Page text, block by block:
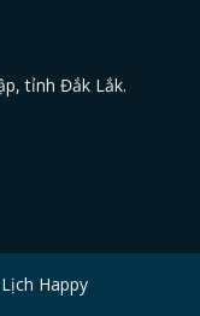
tỉnh Đắk Lắk.
Happy